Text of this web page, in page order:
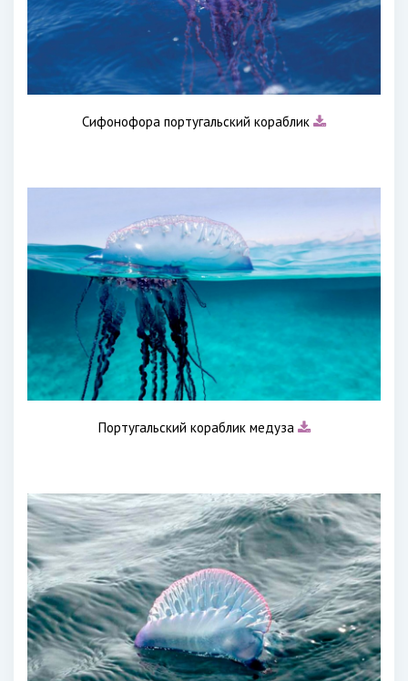
Сифонофора португальский кораблик
Португальский кораблик медуза